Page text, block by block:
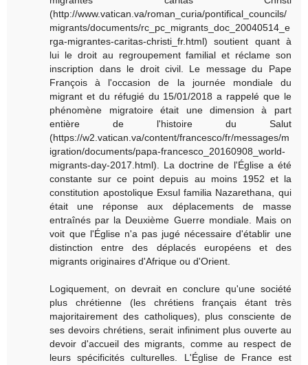
(http://www.vatican.va/roman_curia/pontifical_councils/
migrants/documents/rc_pc_migrants_doc_20040514_e
rga-migrantes-caritas-christi_fr.html) soutient quant à
lui le droit au regroupement familial et réclame son
inscription dans le droit civil. Le message du Pape
François à l'occasion de la journée mondiale du
migrant et du réfugié du 15/01/2018 a rappelé que le
phénomène migratoire était une dimension à part
entière de l'histoire du Salut
(https://w2.vatican.va/content/francesco/fr/messages/m
igration/documents/papa-francesco_20160908_world-
migrants-day-2017.html). La doctrine de l'Église a été
constante sur ce point depuis au moins 1952 et la
constitution apostolique Exsul familia Nazarethana, qui
était une réponse aux déplacements de masse
entraînés par la Deuxième Guerre mondiale. Mais on
voit que l'Église n'a pas jugé nécessaire d'établir une
distinction entre des déplacés européens et des
migrants originaires d'Afrique ou d'Orient.
Logiquement, on devrait en conclure qu'une société
plus chrétienne (les chrétiens français étant très
majoritairement des catholiques), plus consciente de
ses devoirs chrétiens, serait infiniment plus ouverte au
devoir d'accueil des migrants, comme au respect de
leurs spécificités culturelles. L'Église de France est